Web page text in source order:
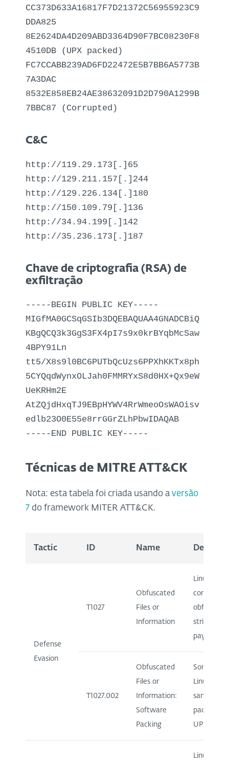
CC373D633A16817F7D21372C56955923C9
DDA825
8E2624DA4D209ABD3364D90F7BC08230F8
4510DB (UPX packed)
FC7CCABB239AD6FD22472E5B7BB6A5773B
7A3DAC
8532E858EB24AE38632091D2D790A1299B
7BBC87 (Corrupted)
C&C
http://119.29.173[.]65
http://129.211.157[.]244
http://129.226.134[.]180
http://150.109.79[.]136
http://34.94.199[.]142
http://35.236.173[.]187
Chave de criptografia (RSA) de
exfiltração
-----BEGIN PUBLIC KEY-----
MIGfMA0GCSqGSIb3DQEBAQUAA4GNADCBiQ
KBgQCQ3k3GgS3FX4pI7s9x0krBYqbMcSaw
4BPY91Ln
tt5/X8s9l0BC6PUTbQcUzs6PPXhKKTx8ph
5CYQqdWynxOLJah0FMMRYxS8d0HX+Qx9eW
UeKRHm2E
AtZQjdHxqTJ9EBpHYWV4RrWmeoOsWAOisv
edlb23O0E55e8rrGGrZLhPbwIDAQAB
-----END PUBLIC KEY-----
Técnicas de MITRE ATT&CK
Nota: esta tabela foi criada usando a versão
7 do framework MITER ATT&CK.
Tactic ID Name
Defense
Evasion
T1027
Obfuscated
Files or
Information
Linux/
contains
obfuscates
strings in
payload.
T1027.002
Obfuscated
Files or
Information:
Software
Packing
Some
Linux/
samples
packed
UPX.
Linux/